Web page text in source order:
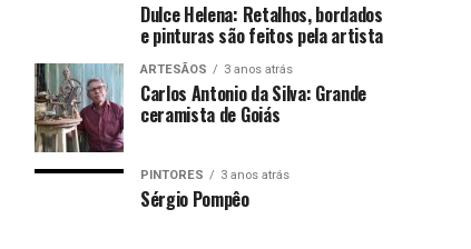
Dulce Helena: Retalhos, bordados
e pinturas são feitos pela artista
ARTESÃOS 3 anos atrás
Carlos Antonio da Silva: Grande
ceramista de Goiás
PINTORES 3 anos atrás
Sérgio Pompêo